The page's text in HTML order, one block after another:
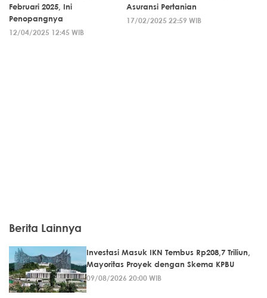
Februari 2025, Ini
Penopangnya
12/04/2025 12:45 WIB
Asuransi Pertanian
17/02/2025 22:59 WIB
Berita Lainnya
Investasi Masuk IKN Tembus Rp208,7 Triliun,
Mayoritas Proyek dengan Skema KPBU
09/08/2026 20:00 WIB